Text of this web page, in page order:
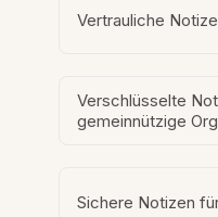
Vertrauliche
Verschlüsselte
gemeinnützige
Sichere Notizen